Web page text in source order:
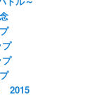
2015